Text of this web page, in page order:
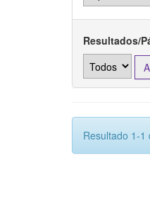
Resultados/
Resultado 1-1